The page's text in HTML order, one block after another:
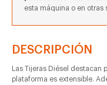
esta máquina o en otras
DESCRIPCIÓN
Las Tijeras Diésel
plataforma es extensible.